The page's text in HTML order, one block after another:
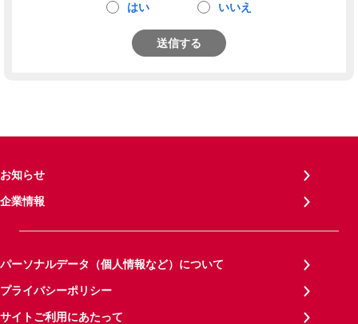
はい いいえ
送信する
お知らせ
企業情報
パーソナルデータ（個人情報など）について
プライバシーポリシー
サイトご利用にあたって